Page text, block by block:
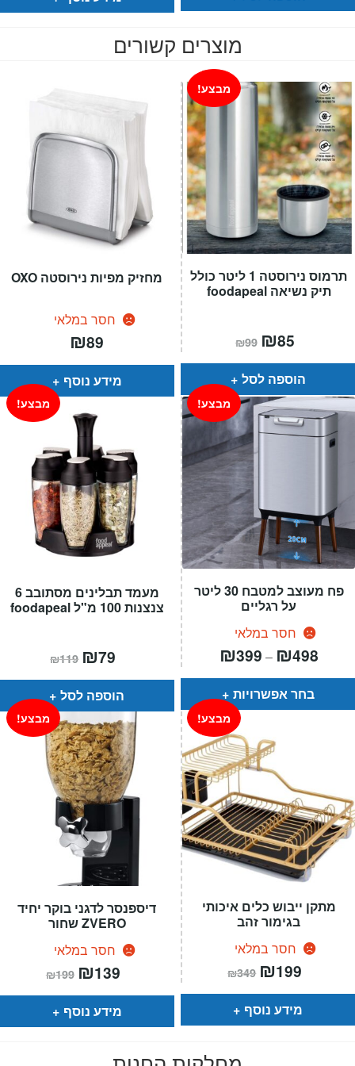
מוצרים קשורים
מחזיק מפיות נירוסטה OXO
חסר במלאי
₪89
מידע נוסף
תרמוס נירוסטה 1 ליטר כולל
תיק נשיאה foodapeal
מבצע!
₪99 המחיר
המקורי
היה:
₪99.
₪85
הוא:
הוספה לסל
מעמד תבלינים מסתובב 6
צנצנות 100 מ"ל foodapeal
מבצע!
₪119 המחיר
המקורי
היה:
₪119.
₪79
הוא:
הוספה לסל
פח מעוצב למטבח 30 ליטר
על רגליים
חסר במלאי
מבצע!
₪399 – ₪498טווח
⁦₪399⁩
בחר אפשרויות
דיספנסר לדגני בוקר יחיד
ZVERO שחור
חסר במלאי
מבצע!
₪199 המחיר
המקורי
היה:
₪199.
₪139
הוא:
מידע נוסף
מתקן ייבוש כלים איכותי
בגימור זהב
חסר במלאי
מבצע!
₪349 המחיר
המקורי
היה:
₪349.
₪199
הוא:
מידע נוסף